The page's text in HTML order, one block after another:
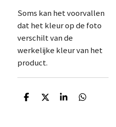
Soms kan het voorvallen
dat het kleur op de foto
verschilt van de
werkelijke kleur van het
product.
D
D
S
D